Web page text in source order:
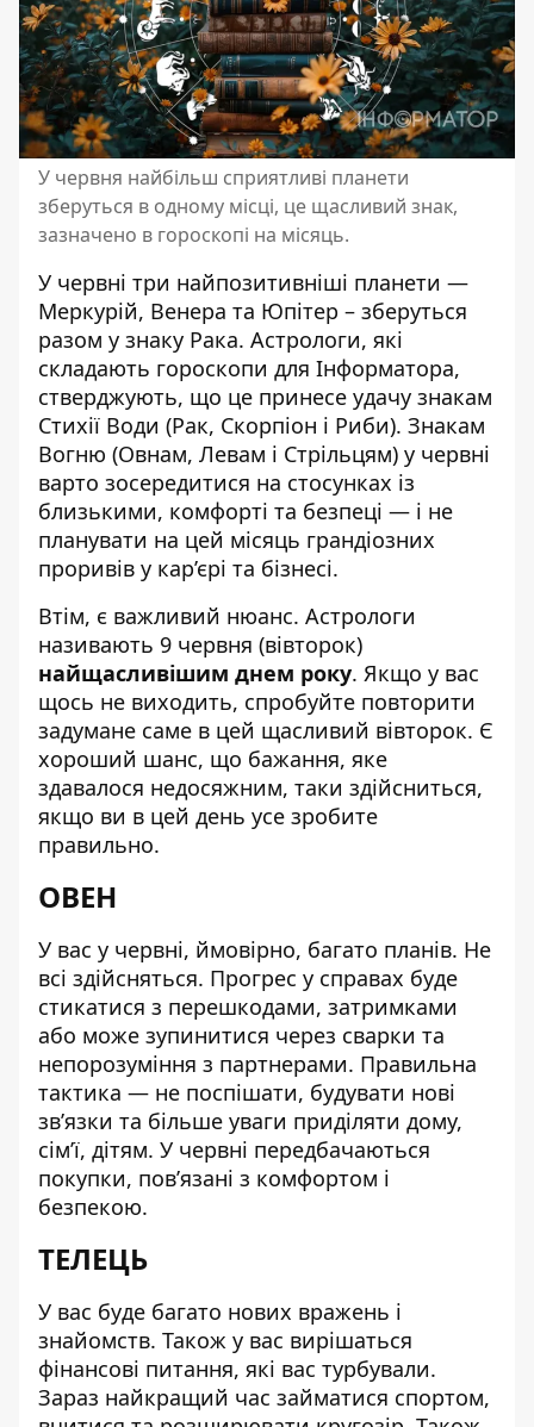
У червня найбільш сприятливі планети
зберуться в одному місці, це щасливий знак,
зазначено в гороскопі на місяць.
У червні три найпозитивніші планети —
Меркурій, Венера та Юпітер – зберуться
разом у знаку Рака. Астрологи, які
складають гороскопи для Інформатора,
стверджують, що це принесе удачу знакам
Стихії Води (Рак, Скорпіон і Риби). Знакам
Вогню (Овнам, Левам і Стрільцям) у червні
варто зосередитися на стосунках із
близькими, комфорті та безпеці — і не
планувати на цей місяць грандіозних
проривів у кар’єрі та бізнесі.
Втім, є важливий нюанс. Астрологи
називають 9 червня (вівторок)
найщасливішим днем року. Якщо у вас
щось не виходить, спробуйте повторити
задумане саме в цей щасливий вівторок. Є
хороший шанс, що бажання, яке
здавалося недосяжним, таки здійсниться,
якщо ви в цей день усе зробите
правильно.
ОВЕН
У вас у червні, ймовірно, багато планів. Не
всі здійсняться. Прогрес у справах буде
стикатися з перешкодами, затримками
або може зупинитися через сварки та
непорозуміння з партнерами. Правильна
тактика — не поспішати, будувати нові
зв’язки та більше уваги приділяти дому,
сім’ї, дітям. У червні передбачаються
покупки, пов’язані з комфортом і
безпекою.
ТЕЛЕЦЬ
У вас буде багато нових вражень і
знайомств. Також у вас вирішаться
фінансові питання, які вас турбували.
Зараз найкращий час займатися спортом,